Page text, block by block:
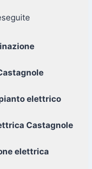
elettrico
Castagnole
elettrica